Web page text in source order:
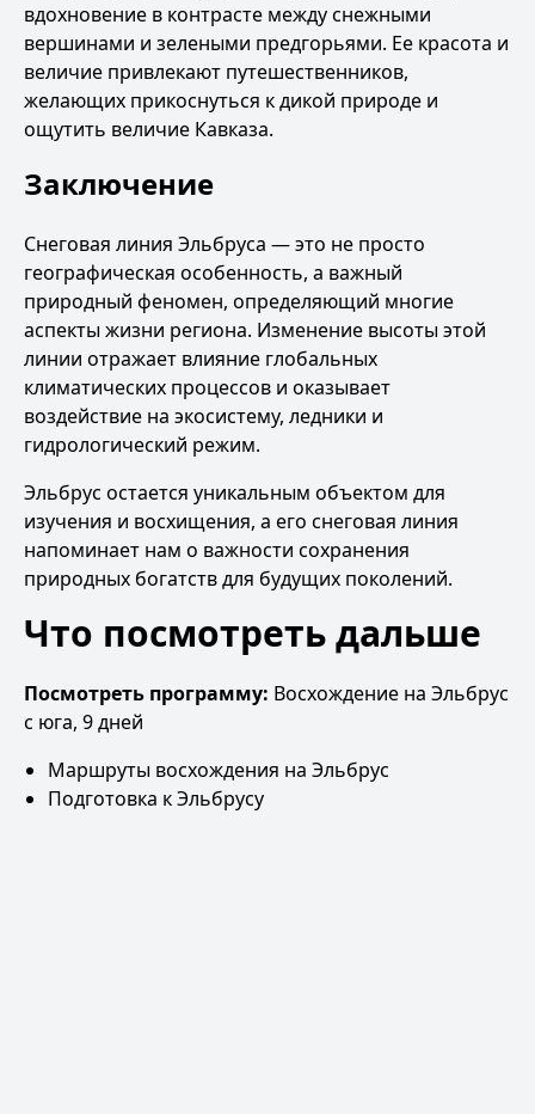
вдохновение в контрасте между снежными
вершинами и зелеными предгорьями. Ее красота и
величие привлекают путешественников,
желающих прикоснуться к дикой природе и
ощутить величие Кавказа.
Заключение
Снеговая линия Эльбруса — это не просто
географическая особенность, а важный
природный феномен, определяющий многие
аспекты жизни региона. Изменение высоты этой
линии отражает влияние глобальных
климатических процессов и оказывает
воздействие на экосистему, ледники и
гидрологический режим.
Эльбрус остается уникальным объектом для
изучения и восхищения, а его снеговая линия
напоминает нам о важности сохранения
природных богатств для будущих поколений.
Что посмотреть дальше
Посмотреть программу: Восхождение на Эльбрус
с юга, 9 дней
Маршруты восхождения на Эльбрус
Подготовка к Эльбрусу